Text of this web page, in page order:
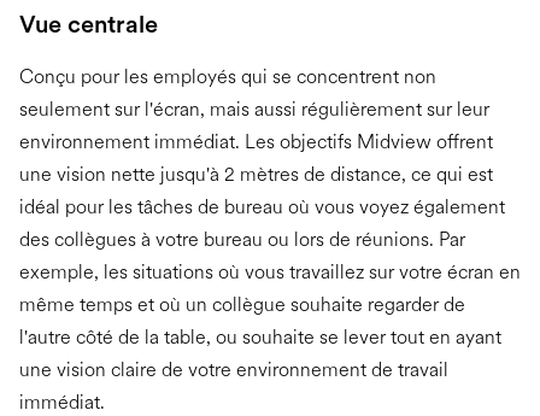
Vue centrale
Conçu pour les employés qui se concentrent non
seulement sur l'écran, mais aussi régulièrement sur leur
environnement immédiat. Les objectifs Midview offrent
une vision nette jusqu'à 2 mètres de distance, ce qui est
idéal pour les tâches de bureau où vous voyez également
des collègues à votre bureau ou lors de réunions. Par
exemple, les situations où vous travaillez sur votre écran en
même temps et où un collègue souhaite regarder de
l'autre côté de la table, ou souhaite se lever tout en ayant
une vision claire de votre environnement de travail
immédiat.